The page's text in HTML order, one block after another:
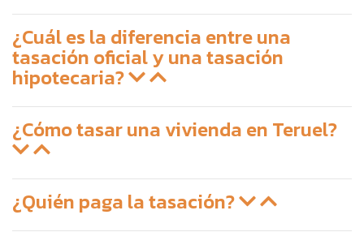
¿Cuál es la diferencia entre una
tasación oficial y una tasación
hipotecaria?
¿Cómo tasar una vivienda en Teruel?
¿Quién paga la tasación?